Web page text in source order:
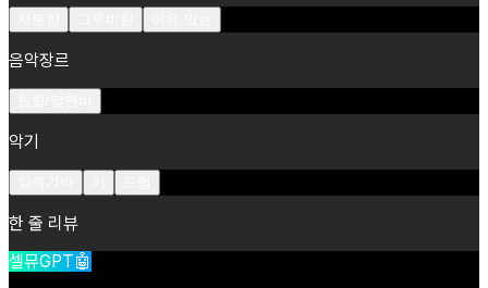
음악장르
악기
한 줄 리뷰
셀뮤GPT🤖